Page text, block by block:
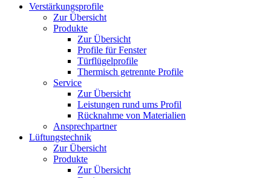
Verstärkungsprofile
Zur Übersicht
Produkte
Zur Übersicht
Profile für Fenster
Türflügelprofile
Thermisch getrennte Profile
Service
Zur Übersicht
Leistungen rund ums Profil
Rücknahme von Materialien
Ansprechpartner
Lüftungstechnik
Zur Übersicht
Produkte
Zur Übersicht